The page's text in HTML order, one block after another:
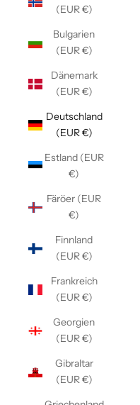
(EUR €)
Bulgarien
(EUR €)
Dänemark
(EUR €)
Deutschland
(EUR €)
Estland (EUR
€)
Färöer (EUR
€)
Finnland
(EUR €)
Frankreich
(EUR €)
Georgien
(EUR €)
Gibraltar
(EUR €)